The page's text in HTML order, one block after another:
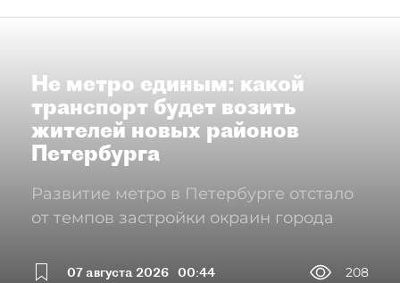
Не метро единым: какой
транспорт будет возить
жителей новых районов
Петербурга
Развитие метро в Петербурге отстало
от темпов застройки окраин города
07 августа 2026 00:44
208